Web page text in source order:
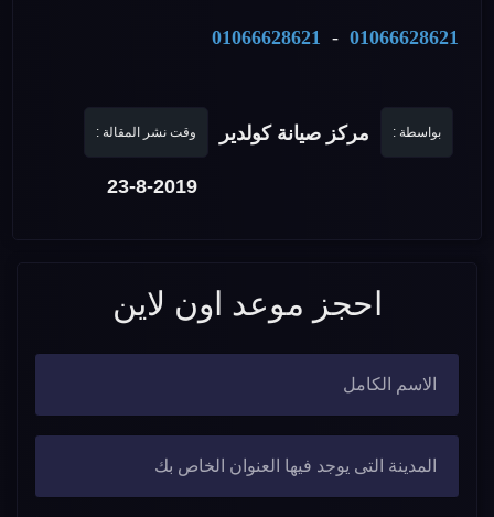
01066628621
-
01066628621
بواسطة : مركز صيانة كولدير وقت نشر المقالة :
23-8-2019
احجز موعد اون لاين